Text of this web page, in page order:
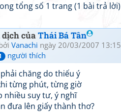
tổng số 1 trang (1 bài trả lời)
dịch củaThái Bá Tân
Vanachi ngày 20/03/2007 13:15
người thích
chăng do thiếu ý
từng phút, từng giờ
nhiều suy tư, ý nghĩ
đưa lên giấy thành thơ?